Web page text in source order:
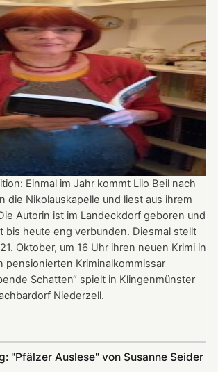
Einmal im Jahr kommt Lilo Beil nach
die Nikolauskapelle und liest aus ihrem
Autorin ist im Landeckdorf geboren und
bis heute eng verbunden. Diesmal stellt
Oktober, um 16 Uhr ihren neuen Krimi in
pensionierten Kriminalkommissar
Schatten“ spielt in Klingenmünster
Niederzell.
"Pfälzer Auslese" von Susanne Seider